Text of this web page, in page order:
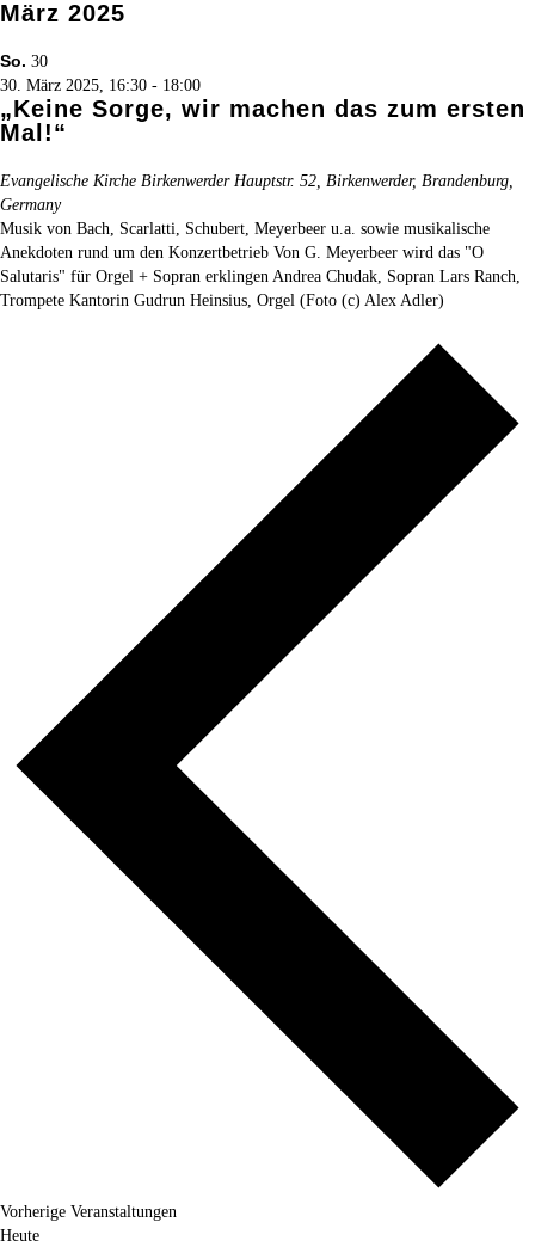
März 2025
So. 30
30. März 2025, 16:30 - 18:00
„Keine Sorge, wir machen das zum ersten
Mal!“
Evangelische Kirche Birkenwerder Hauptstr. 52, Birkenwerder, Brandenburg,
Germany
Musik von Bach, Scarlatti, Schubert, Meyerbeer u.a. sowie musikalische
Anekdoten rund um den Konzertbetrieb Von G. Meyerbeer wird das "O
Salutaris" für Orgel + Sopran erklingen Andrea Chudak, Sopran Lars Ranch,
Trompete Kantorin Gudrun Heinsius, Orgel (Foto (c) Alex Adler)
Vorherige Veranstaltungen
Heute